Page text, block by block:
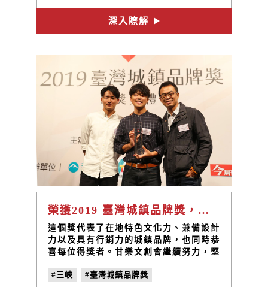
長的耕作過程就是等待最後的收成，而長
達半年等待對孩子來說就是最好的學習，
過程中如果付出的多，收成相對比較好，
活環境不好的孩子來說學習付出就相對重
#小草書屋 #林峻丞 #泳渡日月潭
深入瞭解
榮獲2019 臺灣城鎮品牌獎，青年地方貢獻獎
這個獎代表了在地特色文化力、兼備設計
力以及具有行銷力的城鎮品牌，也同時恭
喜每位得獎者。甘樂文創會繼續努力，堅
#三峽
#臺灣城鎮品牌獎